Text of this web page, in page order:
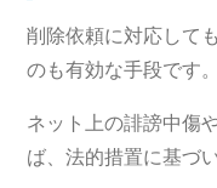
削除依頼に対応して
のも有効な手段です。
ネット上の誹謗中傷
ば、法的措置に基づ